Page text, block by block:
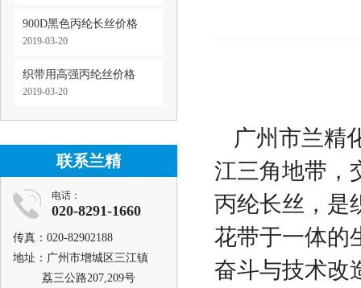
900D黑色丙纶长丝价格
2019-03-20
织带用高强丙纶丝价格
2019-03-20
联系兰精
电话：
020-8291-1660
传真：020-82902188
地址：广州市增城区三江镇
荔三公路207,209号
广州市兰精
江三角地带，
丙纶长丝，是
花带于一体的
奋斗与技术改